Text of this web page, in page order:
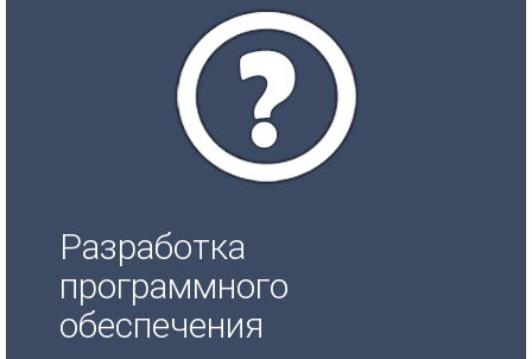
Разработка
программного
обеспечения